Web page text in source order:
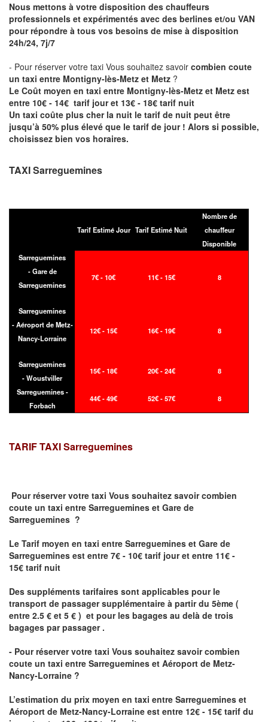
Nous mettons à votre disposition des chauffeurs
professionnels et expérimentés avec des berlines et/ou VAN
pour répondre à tous vos besoins de mise à disposition
24h/24, 7j/7
- Pour réserver votre taxi Vous souhaitez savoir combien coute
un taxi entre Montigny-lès-Metz et Metz ?
Le Coût moyen en taxi entre Montigny-lès-Metz et Metz est
entre 10€ - 14€ tarif jour et 13€ - 18€ tarif nuit
Un taxi coûte plus cher la nuit le tarif de nuit peut être
jusqu’à 50% plus élevé que le tarif de jour ! Alors si possible,
choisissez bien vos horaires.
TAXI Sarreguemines
Tarif Estimé Jour Tarif Estimé Nuit
Nombre de
chauffeur
Disponible
Sarreguemines
- Gare de
Sarreguemines
7€ - 10€ 11€ - 15€ 8
Sarreguemines
- Aéroport de Metz-
Nancy-Lorraine
12€ - 15€ 16€ - 19€ 8
Sarreguemines
- Woustviller
15€ - 18€ 20€ - 24€ 8
Sarreguemines -
Forbach
44€ - 49€ 52€ - 57€ 8
TARIF TAXISarreguemines
Pour réserver votre taxi Vous souhaitez savoircombien
coute un taxi entre Sarreguemines et Gare de
Sarreguemines ?
Le Tarif moyen en taxi entre Sarreguemines et Gare de
Sarreguemines est entre 7€ - 10€ tarif jour et entre 11€ -
15€ tarif nuit
Des suppléments tarifaires sont applicables pour le
transport de passager supplémentaire à partir du 5ème (
entre 2.5 € et 5 € ) et pour les bagages au delà de trois
bagages par passager .
- Pour réserver votre taxi Vous souhaitez savoircombien
coute un taxi entre Sarreguemines et Aéroport de Metz-
Nancy-Lorraine ?
L’estimation du prix moyen en taxi entre Sarreguemines et
Aéroport de Metz-Nancy-Lorraine est entre 12€ - 15€ tarif du